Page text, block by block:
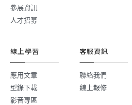
參展資訊
人才招募
線上學習
應用文章
型錄下載
影音專區
客服資訊
聯絡我們
線上報修